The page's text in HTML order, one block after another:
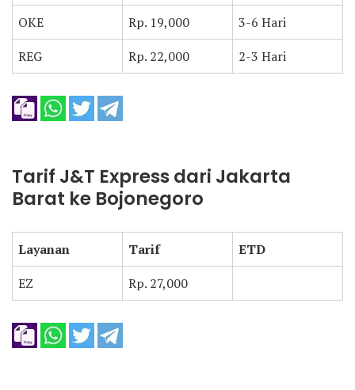
OKE
Rp. 19,000
3-6 Hari
REG
Rp. 22,000 2-3 Hari
Tarif J&T Express dari Jakarta
Barat ke Bojonegoro
Layanan Tarif
ETD
EZ
Rp. 27,000